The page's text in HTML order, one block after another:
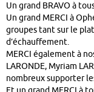
Un grand BRAVO à
Un grand MERCI à
groupes tant sur le
d’échauffement.
MERCI également à
LARONDE, Myriam
nombreux supporter